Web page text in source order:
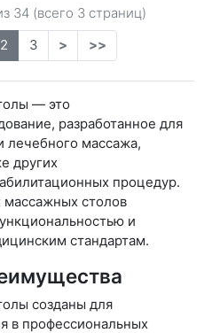
34 (всего 3 страниц)
2 3 > >>
— это
разработанное для
лечебного массажа,
других
процедур.
столов
и
стандартам.
созданы для
в профессиональных